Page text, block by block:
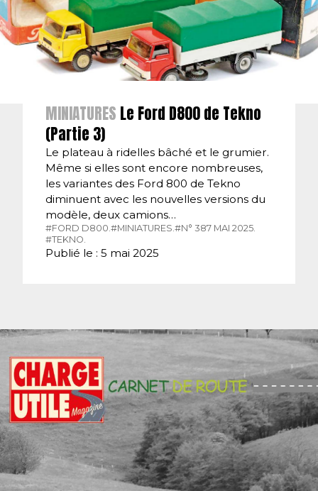
MINIATURES Le Ford D800 de Tekno
(Partie 3)
Le plateau à ridelles bâché et le grumier.
Même si elles sont encore nombreuses,
les variantes des Ford 800 de Tekno
diminuent avec les nouvelles versions du
modèle, deux camions…
#FORD D800.#MINIATURES.#N° 387 MAI 2025.
#TEKNO.
Publié le : 5 mai 2025